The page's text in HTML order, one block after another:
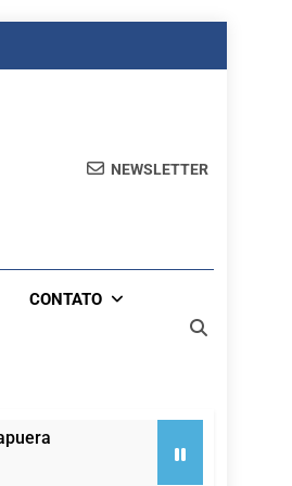
NEWSLETTER
CONTATO